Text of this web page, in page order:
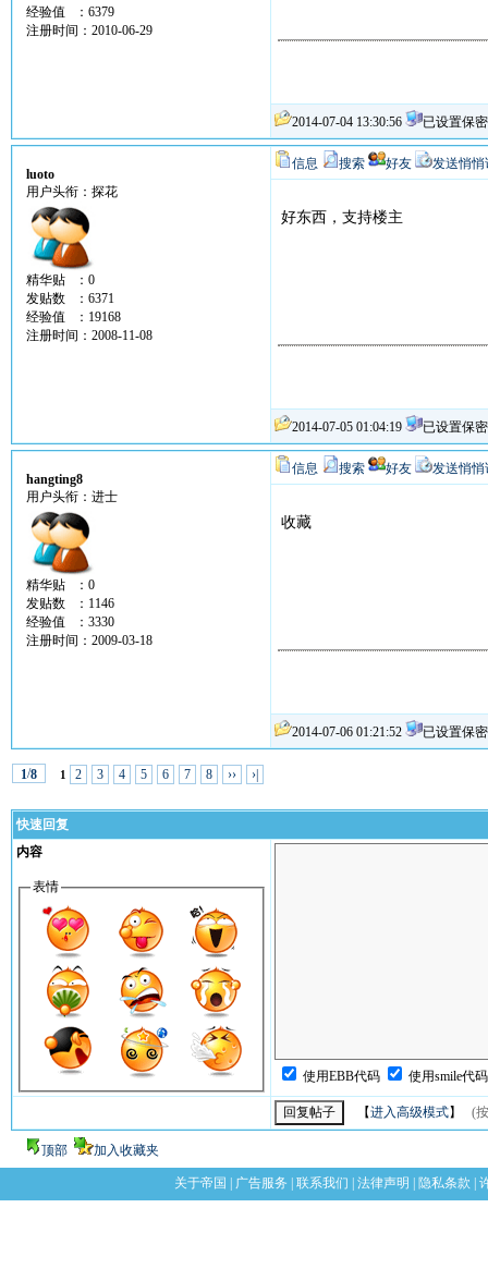
经验值 ：6379
注册时间：2010-06-29
2014-07-04 13:30:56 已设置保密
luoto
用户头衔：探花
精华贴 ：0
发贴数 ：6371
经验值 ：19168
注册时间：2008-11-08
信息 搜索 好友 发送悄悄
好东西，支持楼主
2014-07-05 01:04:19 已设置保密
hangting8
用户头衔：进士
精华贴 ：0
发贴数 ：1146
经验值 ：3330
注册时间：2009-03-18
信息 搜索 好友 发送悄悄
收藏
2014-07-06 01:21:52 已设置保密
1/8 1 2 3 4 5 6 7 8 ›› ›|
快速回复
内容
表情
使用EBB代码 使用smile代
【进入高级模式】 (
顶部 加入收藏夹
关于帝国 广告服务 联系我们 法律声明 隐私条款